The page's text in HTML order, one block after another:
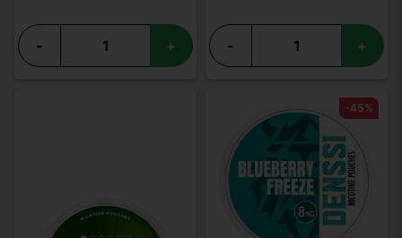
- + - +
-45%